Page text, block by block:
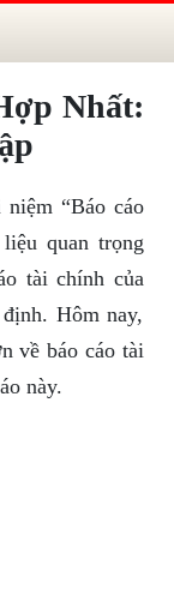
Nhất:
niệm “Báo cáo
quan trọng
tài chính của
Hôm nay,
về báo cáo tài
này.